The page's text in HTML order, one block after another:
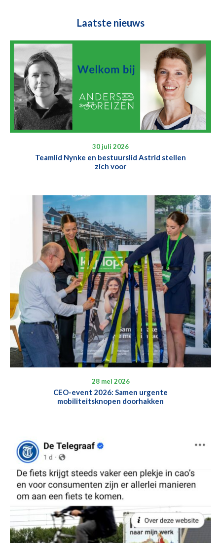
Laatste nieuws
30 juli 2026
Teamlid Nynke en bestuurslid Astrid stellen
zich voor
28 mei 2026
CEO-event 2026: Samen urgente
mobiliteitsknopen doorhakken